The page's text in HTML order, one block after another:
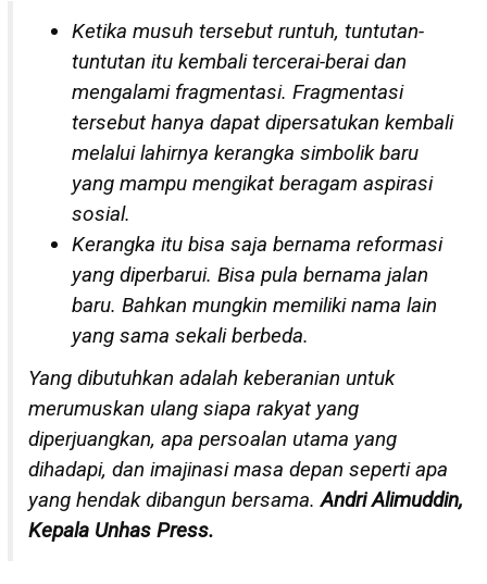
Ketika musuh tersebut runtuh, tuntutan-
tuntutan itu kembali tercerai-berai dan
mengalami fragmentasi. Fragmentasi
tersebut hanya dapat dipersatukan kembali
melalui lahirnya kerangka simbolik baru
yang mampu mengikat beragam aspirasi
sosial.
Kerangka itu bisa saja bernama reformasi
yang diperbarui. Bisa pula bernama jalan
baru. Bahkan mungkin memiliki nama lain
yang sama sekali berbeda.
Yang dibutuhkan adalah keberanian untuk
merumuskan ulang siapa rakyat yang
diperjuangkan, apa persoalan utama yang
dihadapi, dan imajinasi masa depan seperti apa
yang hendak dibangun bersama. Andri Alimuddin,
Kepala Unhas Press.